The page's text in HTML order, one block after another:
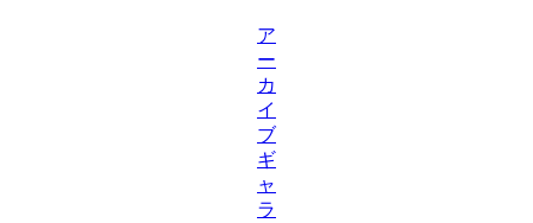
ア
ー
カ
イ
ブ
ギ
ャ
ラ